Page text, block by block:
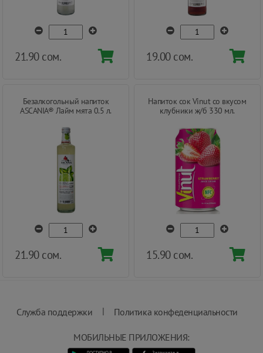
21.90 сом. 19.00 сом.
Безалкогольный напиток
ASCANIA® Лайм мята 0.5 л.
21.90 сом.
Напиток сок Vinut со вкусом
клубники ж/б 330 мл.
15.90 сом.
Служба поддержки | Политика конфеденциальности
МОБИЛЬНЫЕ ПРИЛОЖЕНИЯ: